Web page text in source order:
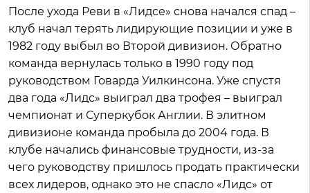
После ухода Реви в «Лидсе» снова начался спад –
клуб начал терять лидирующие позиции и уже в
1982 году выбыл во Второй дивизион. Обратно
команда вернулась только в 1990 году под
руководством Говарда Уилкинсона. Уже спустя
два года «Лидс» выиграл два трофея – выиграл
чемпионат и Суперкубок Англии. В элитном
дивизионе команда пробыла до 2004 года. В
клубе начались финансовые трудности, из-за
чего руководству пришлось продать практически
всех лидеров, однако это не спасло «Лидс» от